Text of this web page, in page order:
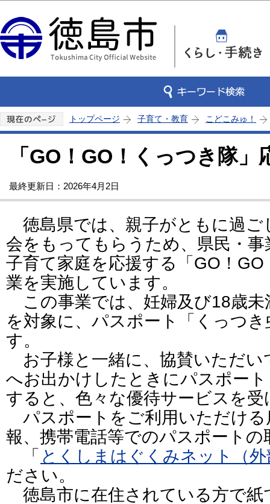
トップページ 子育て・教育 こどこみゅ！
「GO！GO！くっつき隊
最終更新日：2026年4月2日
徳島県では、親子がともに過ご
会をもってもらうため、県民・
子育て家庭を応援する「GO！
業を実施しています。
この事業では、妊婦及び18歳未
を対象に、パスポート「くっつ
す。
お子様と一緒に、協賛いただい
へお出かけしたときにパスポー
すると、色々な優待サービスを
パスポートをご利用いただける
報、携帯電話等でのパスポートの
「 とくしまはぐくみネット（
ださい。
徳島市に在住されている方で紙